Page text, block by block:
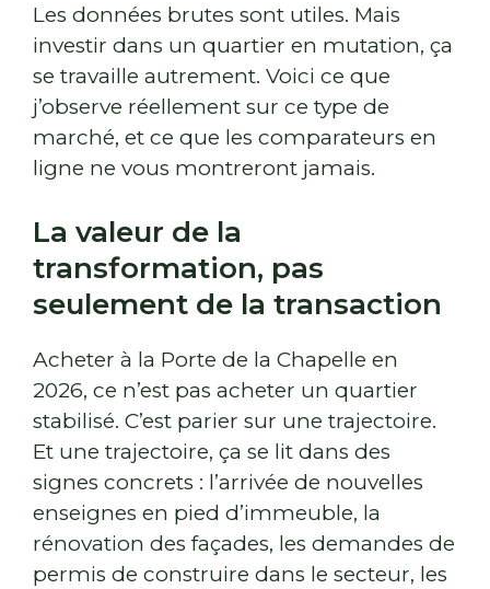
Les données brutes sont utiles. Mais
investir dans un quartier en mutation, ça
se travaille autrement. Voici ce que
j’observe réellement sur ce type de
marché, et ce que les comparateurs en
ligne ne vous montreront jamais.
La valeur de la
transformation, pas
seulement de la transaction
Acheter à la Porte de la Chapelle en
2026, ce n’est pas acheter un quartier
stabilisé. C’est parier sur une trajectoire.
Et une trajectoire, ça se lit dans des
signes concrets : l’arrivée de nouvelles
enseignes en pied d’immeuble, la
rénovation des façades, les demandes de
permis de construire dans le secteur, les